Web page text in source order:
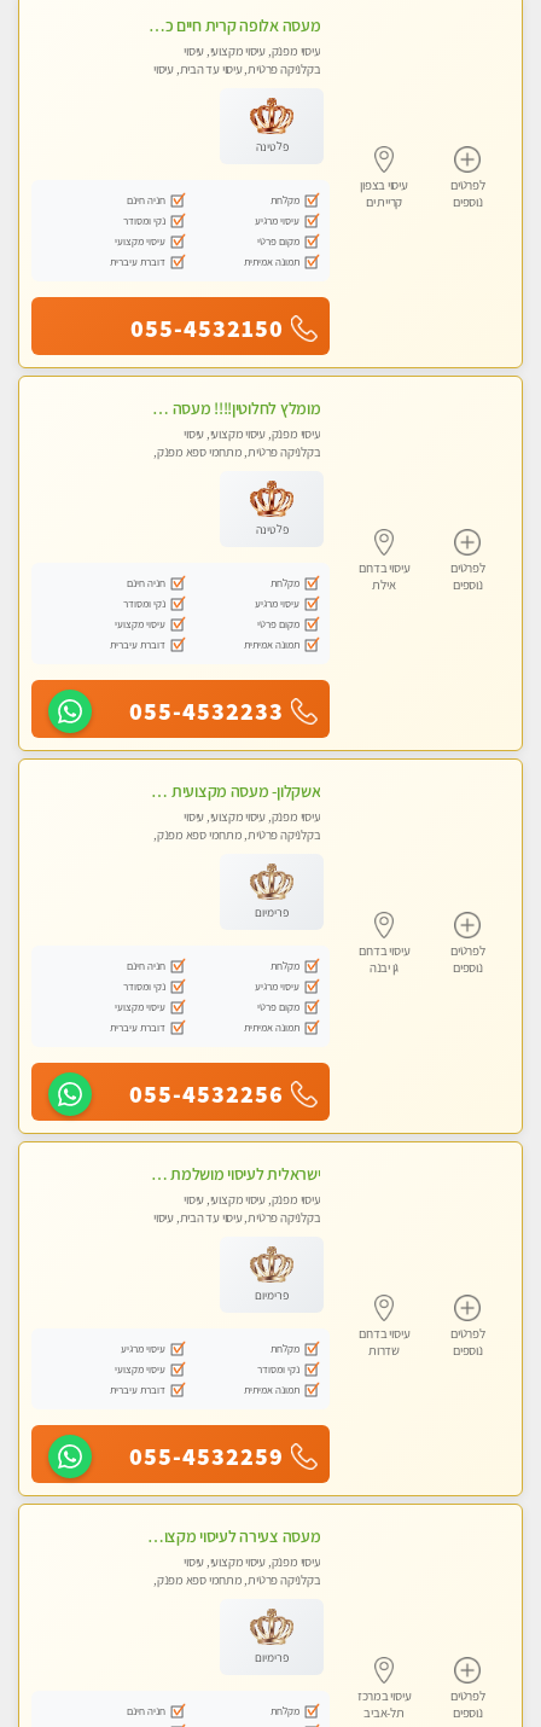
לפרטים
נוספים
עיסוי בצפון
קריית ים
מעסה אלופה קרית חיים כל סוגי העיסויים מעסה מקצועית ואיכותית פרטי!!
עיסוי מפנק, עיסוי מקצועי, עיסוי
בקלניקה פרטית, עיסוי עד הבית, עיסוי
פלטינה
מקלחת
חניה חינם
עיסוי מרגיע
נקי ומסודר
מקום פרטי
עיסוי מקצועי
תמונה אמיתית
דוברת עיברית
055-4532150
לפרטים
נוספים
עיסוי בדרום
אילת
מומלץ לחלוטין!!!! מעסה מקצועית מהממת ואיכותית פרטי!!!לזוגות +לבית המלון - ללא מין !!
עיסוי מפנק, עיסוי מקצועי, עיסוי
בקלניקה פרטית, מתחמי ספא מפנק,
פלטינה
מקלחת
חניה חינם
עיסוי מרגיע
נקי ומסודר
מקום פרטי
עיסוי מקצועי
תמונה אמיתית
דוברת עיברית
055-4532233
לפרטים
נוספים
עיסוי בדרום
גן יבנה
אשקלון- מעסה מקצועית חדשה ואיכותית לעיסוי מרגיע ומפנק VIP-מומלץ לחלוטין! פרטי! ​​​​​​ Highly recommended
עיסוי מפנק, עיסוי מקצועי, עיסוי
בקלניקה פרטית, מתחמי ספא מפנק,
טנטרה
פרימיום
מקלחת
חניה חינם
עיסוי מרגיע
נקי ומסודר
מקום פרטי
עיסוי מקצועי
תמונה אמיתית
דוברת עיברית
055-4532256
לפרטים
נוספים
עיסוי בדרום
שדרות
ישראלית לעיסוי מושלמת לעיסוי מושלם ואיכותי במיוחד !
עיסוי מפנק, עיסוי מקצועי, עיסוי
בקלניקה פרטית, עיסוי עד הבית, עיסוי
פרימיום
מקלחת
עיסוי מרגיע
נקי ומסודר
עיסוי מקצועי
תמונה אמיתית
דוברת עיברית
055-4532259
לפרטים
נוספים
עיסוי במרכז
תל-אביב
מעסה צעירה לעיסוי מקצועי בבת-ים ללא מין !!
עיסוי מפנק, עיסוי מקצועי, עיסוי
בקלניקה פרטית, מתחמי ספא מפנק,
טנטרה
פרימיום
מקלחת
חניה חינם